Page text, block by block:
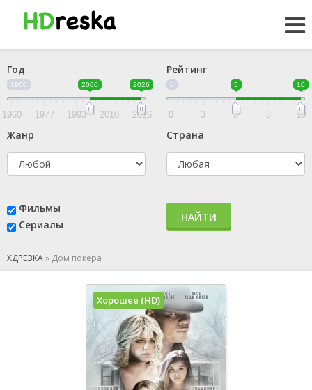
Год
1960 2000 2026
1960 1977 1993 2010 2026
Рейтинг
0 5 10
0 3 5 8 10
Жанр Страна
Фильмы
Сериалы
НАЙТИ
ХДРЕЗКА» Дом покера
Хорошее (HD)